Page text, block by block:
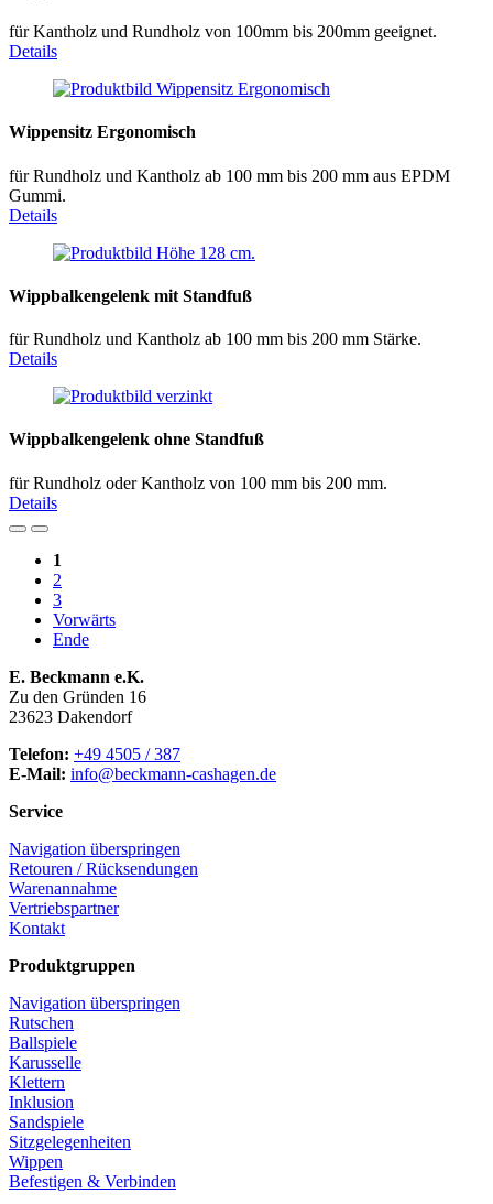
für Kantholz und Rundholz von 100mm bis 200mm geeignet.
Details
Wippensitz Ergonomisch
für Rundholz und Kantholz ab 100 mm bis 200 mm aus EPDM
Gummi.
Details
Wippbalkengelenk mit Standfuß
für Rundholz und Kantholz ab 100 mm bis 200 mm Stärke.
Details
Wippbalkengelenk ohne Standfuß
für Rundholz oder Kantholz von 100 mm bis 200 mm.
Details
1
2
3
Vorwärts
Ende
E. Beckmann e.K.
Zu den Gründen 16
23623 Dakendorf
Telefon: +49 4505 / 387
E-Mail: info@beckmann-cashagen.de
Service
Navigation überspringen
Retouren / Rücksendungen
Warenannahme
Vertriebspartner
Kontakt
Produktgruppen
Navigation überspringen
Rutschen
Ballspiele
Karusselle
Klettern
Inklusion
Sandspiele
Sitzgelegenheiten
Wippen
Befestigen & Verbinden